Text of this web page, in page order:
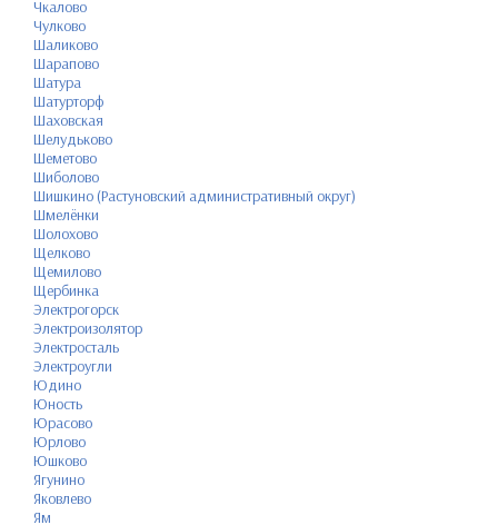
Чкалово
Чулково
Шаликово
Шарапово
Шатура
Шатурторф
Шаховская
Шелудьково
Шеметово
Шиболово
Шишкино (Растуновский административный округ)
Шмелёнки
Шолохово
Щелково
Щемилово
Щербинка
Электрогорск
Электроизолятор
Электросталь
Электроугли
Юдино
Юность
Юрасово
Юрлово
Юшково
Ягунино
Яковлево
Ям